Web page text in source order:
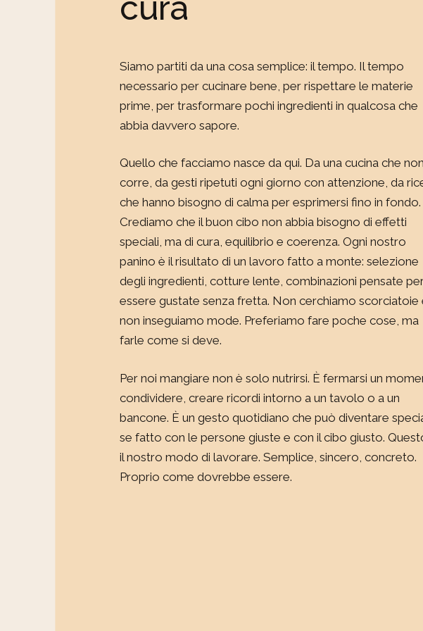
Siamo partiti da una cosa semplice: il tempo. Il tempo
necessario per cucinare bene, per rispettare le materie
prime, per trasformare pochi ingredienti in qualcosa che
abbia davvero sapore.
Quello che facciamo nasce da qui. Da una cucina che non
corre, da gesti ripetuti ogni giorno con attenzione, da
che hanno bisogno di calma per esprimersi fino in fondo.
Crediamo che il buon cibo non abbia bisogno di effetti
speciali, ma di cura, equilibrio e coerenza. Ogni nostro
panino è il risultato di un lavoro fatto a monte: selezione
degli ingredienti, cotture lente, combinazioni pensate
essere gustate senza fretta. Non cerchiamo scorciatoie
non inseguiamo mode. Preferiamo fare poche cose, ma
farle come si deve.
Per noi mangiare non è solo nutrirsi. È fermarsi un
condividere, creare ricordi intorno a un tavolo o a un
bancone. È un gesto quotidiano che può diventare
se fatto con le persone giuste e con il cibo giusto.
il nostro modo di lavorare. Semplice, sincero, concreto.
Proprio come dovrebbe essere.